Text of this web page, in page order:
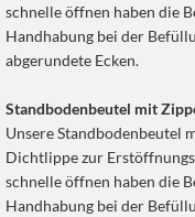
schnelle öffnen haben die
Handhabung bei der
abgerundete Ecken.
Standbodenbeutel mit
Unsere Standbodenbeutel
Dichtlippe zur
schnelle öffnen haben die
Handhabung bei der